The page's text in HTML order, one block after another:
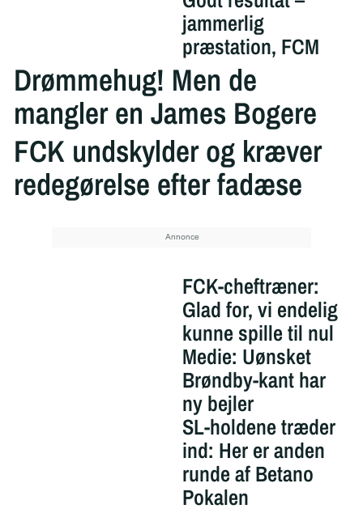
jammerlig
præstation, FCM
Drømmehug! Men de
mangler en James Bogere
FCK undskylder og kræver
redegørelse efter fadæse
FCK-cheftræner:
Glad for, vi endelig
kunne spille til nul
Medie: Uønsket
Brøndby-kant har
ny bejler
SL-holdene træder
ind: Her er anden
runde af Betano
Pokalen